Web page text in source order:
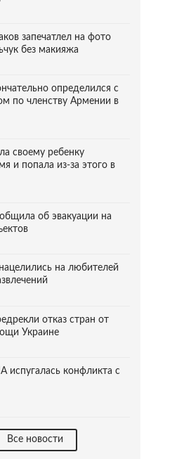
запечатлел на фото
без макияжа
определился с
по членству Армении в
своему ребенку
и попала из-за этого в
об эвакуации на
на любителей
отказ стран от
Украине
испугалась конфликта с
Все новости